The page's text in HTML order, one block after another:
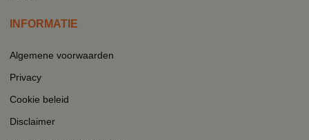
INFORMATIE
Algemene voorwaarden
Privacy
Cookie beleid
Disclaimer